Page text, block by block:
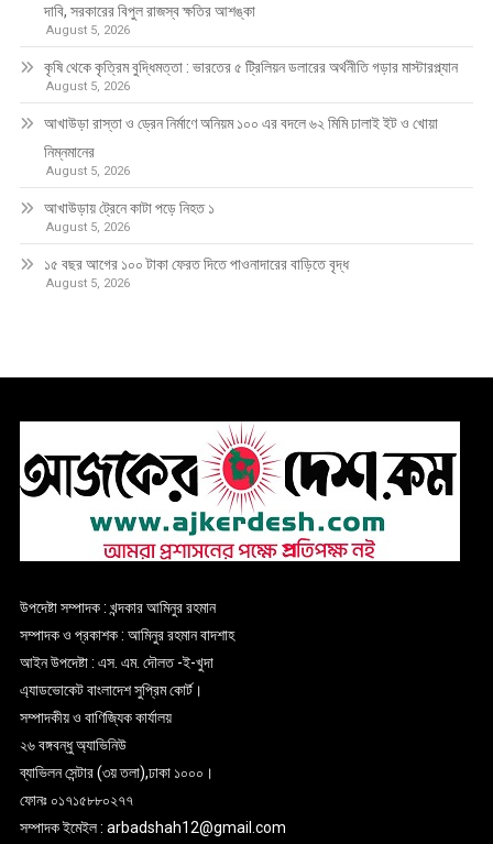
দাবি, সরকারের বিপুল রাজস্ব ক্ষতির আশঙ্কা
August 5, 2026
কৃষি থেকে কৃত্রিম বুদ্ধিমত্তা : ভারতের ৫ ট্রিলিয়ন ডলারের অর্থনীতি গড়ার মাস্টারপ্ল্যান
August 5, 2026
আখাউড়া রাস্তা ও ড্রেন নির্মাণে অনিয়ম ১০০ এর বদলে ৬২ মিমি ঢালাই ইট ও খোয়া
নিম্নমানের
August 5, 2026
আখাউড়ায় ট্রেনে কাটা পড়ে নিহত ১
August 5, 2026
১৫ বছর আগের ১০০ টাকা ফেরত দিতে পাওনাদারের বাড়িতে বৃদ্ধ
August 5, 2026
উপদেষ্টা সম্পাদক : খন্দকার আমিনুর রহমান
সম্পাদক ও প্রকাশক : আমিনুর রহমান বাদশাহ
আইন উপদেষ্টা : এস. এম. দৌলত -ই-খুদা
এ্যাডভোকেট বাংলাদেশ সুপ্রিম কোর্ট।
সম্পাদকীয় ও বাণিজ্যিক কার্যালয়
২৬ বঙ্গবন্ধু অ্যাভিনিউ
ব্যাভিলন সেন্টার (৩য় তলা),ঢাকা ১০০০।
ফোনঃ ০১৭১৫৮৮০২৭৭
সম্পাদক ইমেইল : arbadshah12@gmail.com